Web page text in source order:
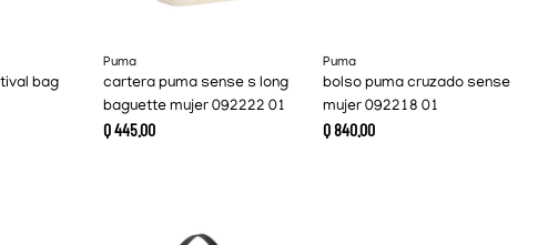
bag
Puma
cartera puma sense s long
baguette mujer 092222 01
Q445.00
Puma
bolso puma cruzado sense
mujer 092218 01
Q840.00